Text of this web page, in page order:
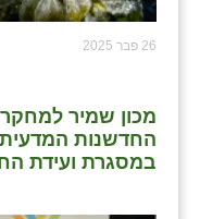
26 פבר 2025
מכון שמיר למחקר
החדשנות המדעית
במסגרת ועידת